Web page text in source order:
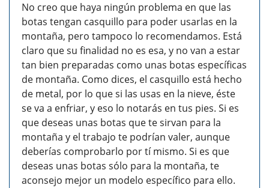
No creo que haya ningún problema en que las
botas tengan casquillo para poder usarlas en la
montaña, pero tampoco lo recomendamos. Está
claro que su finalidad no es esa, y no van a estar
tan bien preparadas como unas botas específicas
de montaña. Como dices, el casquillo está hecho
de metal, por lo que si las usas en la nieve, éste
se va a enfriar, y eso lo notarás en tus pies. Si es
que deseas unas botas que te sirvan para la
montaña y el trabajo te podrían valer, aunque
deberías comprobarlo por tí mismo. Si es que
deseas unas botas sólo para la montaña, te
aconsejo mejor un modelo específico para ello.